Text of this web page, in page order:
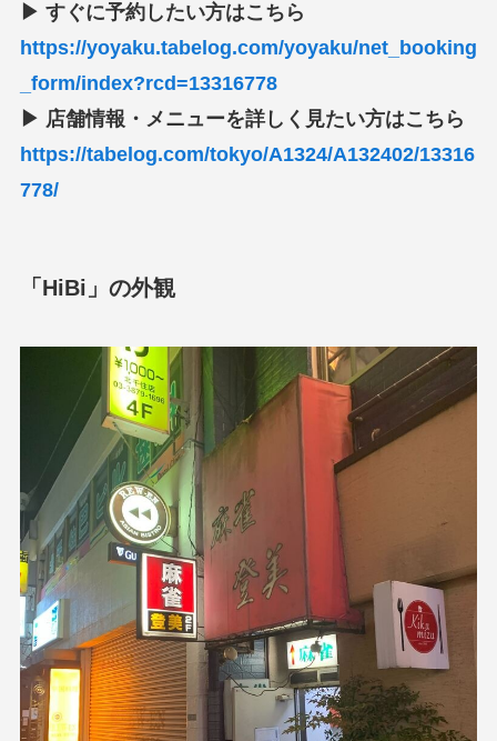
▶ すぐに予約したい方はこちら
https://yoyaku.tabelog.com/yoyaku/net_booking
_form/index?rcd=13316778
▶ 店舗情報・メニューを詳しく見たい方はこちら
https://tabelog.com/tokyo/A1324/A132402/13316
778/
「HiBi」の外観